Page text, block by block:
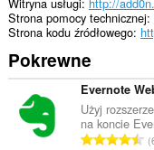
uzyskać
dostęp
do
kart
i
aktywności.
Witryna usługi http://
Strona pomocy technicznej
Strona kodu źródłowego
Pokrewne
Evernote
Użyj
na koncie
C